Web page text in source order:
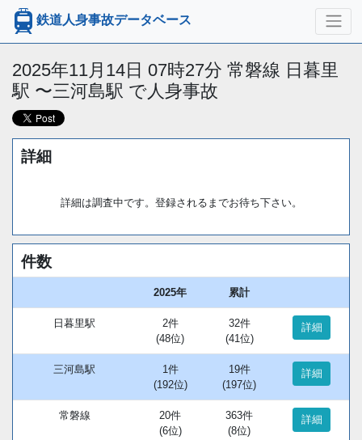
鉄道人身事故データベース
2025年11月14日 07時27分 常磐線 日暮里
駅 〜三河島駅 で人身事故
詳細
詳細は調査中です。登録されるまでお待ち下さい。
件数
2025年 累計
日暮里駅
2件
(48位)
32件
(41位)
詳細
三河島駅
1件
(192位)
19件
(197位)
詳細
常磐線
20件
(6位)
363件
(8位)
詳細